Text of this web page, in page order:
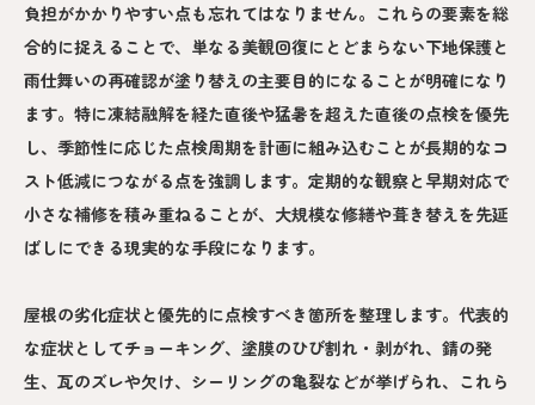
負担がかかりやすい点も忘れてはなりません。これらの要素を総
合的に捉えることで、単なる美観回復にとどまらない下地保護と
雨仕舞いの再確認が塗り替えの主要目的になることが明確になり
ます。特に凍結融解を経た直後や猛暑を超えた直後の点検を優先
し、季節性に応じた点検周期を計画に組み込むことが長期的なコ
スト低減につながる点を強調します。定期的な観察と早期対応で
小さな補修を積み重ねることが、大規模な修繕や葺き替えを先延
ばしにできる現実的な手段になります。
屋根の劣化症状と優先的に点検すべき箇所を整理します。代表的
な症状としてチョーキング、塗膜のひび割れ・剥がれ、錆の発
生、瓦のズレや欠け、シーリングの亀裂などが挙げられ、これら